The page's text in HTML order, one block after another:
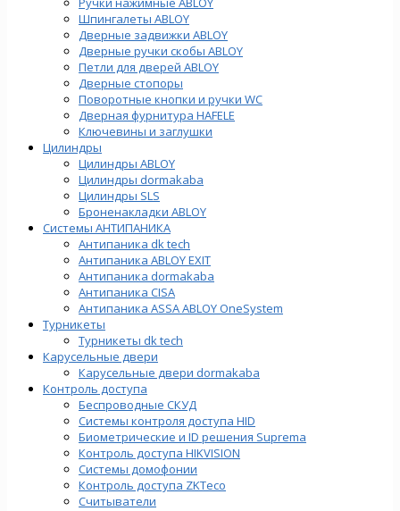
Шпингалеты ABLOY
Дверные задвижки ABLOY
Дверные ручки скобы ABLOY
Петли для дверей ABLOY
Дверные стопоры
Поворотные кнопки и ручки WC
Дверная фурнитура HAFELE
Ключевины и заглушки
Цилиндры
Цилиндры ABLOY
Цилиндры dormakaba
Цилиндры SLS
Броненакладки ABLOY
Системы АНТИПАНИКА
Антипаника dk tech
Антипаника ABLOY EXIT
Антипаника dormakaba
Антипаника СISA
Антипаника ASSA ABLOY OneSystem
Турникеты
Турникеты dk tech
Карусельные двери
Карусельные двери dormakaba
Контроль доступа
Беспроводные СКУД
Системы контроля доступа HID
Биометрические и ID решения Suprema
Контроль доступа HIKVISION
Системы домофонии
Контроль доступа ZKTeco
Считыватели